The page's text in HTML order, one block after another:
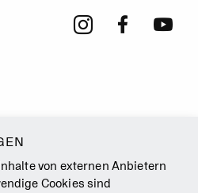
von externen Anbietern
Cookies sind